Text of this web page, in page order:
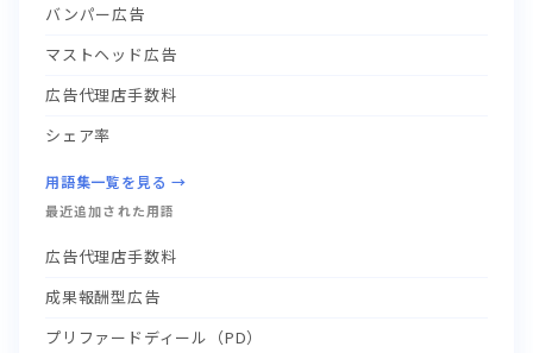
バンパー広告
マストヘッド広告
広告代理店手数料
シェア率
用語集一覧を見る →
最近追加された用語
広告代理店手数料
成果報酬型広告
プリファードディール（PD）